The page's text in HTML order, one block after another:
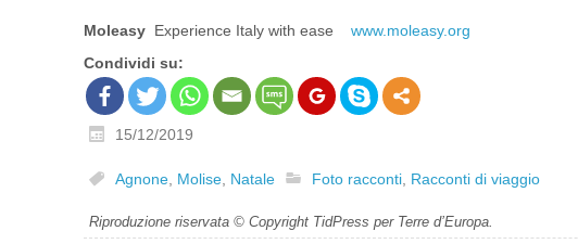
Moleasy Experience Italy with ease
www.moleasy.org
Condividi su:
15/12/2019
Agnone, Molise, Natale Foto racconti, Racconti di viaggio
Riproduzione riservata © Copyright TidPress per Terre d’Europa.